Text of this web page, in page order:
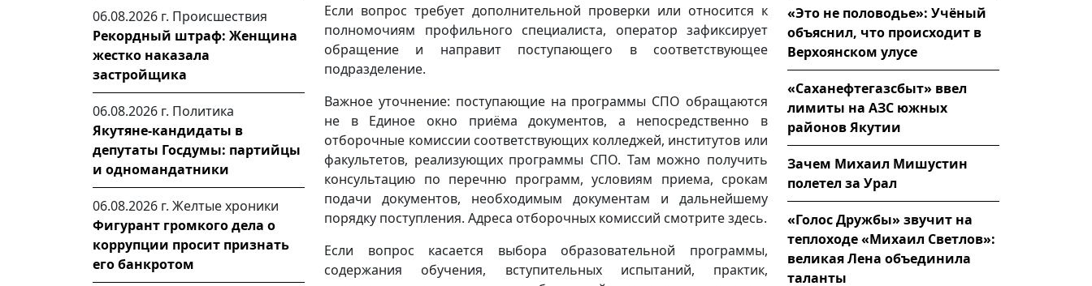
06.08.2026 г. Происшествия
Рекордный штраф: Женщина
жестко наказала
застройщика
06.08.2026 г. Политика
Якутяне-кандидаты в
депутаты Госдумы: партийцы
и одномандатники
06.08.2026 г. Желтые хроники
Фигурант громкого дела о
коррупции просит признать
его банкротом
Если вопрос требует дополнительной проверки или относится к
полномочиям профильного специалиста, оператор зафиксирует
обращение и направит поступающего в соответствующее
подразделение.
Важное уточнение: поступающие на программы СПО обращаются
не в Единое окно приёма документов, а непосредственно в
отборочные комиссии соответствующих колледжей, институтов или
факультетов, реализующих программы СПО. Там можно получить
консультацию по перечню программ, условиям приема, срокам
подачи документов, необходимым документам и дальнейшему
порядку поступления. Адреса отборочных комиссий смотрите здесь.
Если вопрос касается выбора образовательной программы,
содержания обучения, вступительных испытаний, практик,
«Это не половодье»: Учёный
объяснил, что происходит в
Верхоянском улусе
«Саханефтегазсбыт» ввел
лимиты на АЗС южных
районов Якутии
Зачем Михаил Мишустин
полетел за Урал
«Голос Дружбы» звучит на
теплоходе «Михаил Светлов»:
великая Лена объединила
таланты